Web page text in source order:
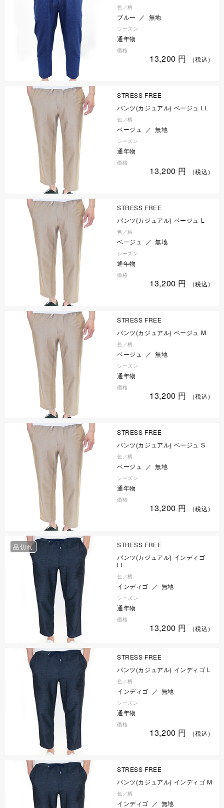
色／柄
ブルー ／ 無地
シーズン
通年物
価格
13,200 円 （税込）
STRESS FREE
パンツ(カジュアル) ベージュ LL
色／柄
ベージュ ／ 無地
シーズン
通年物
価格
13,200 円 （税込）
STRESS FREE
パンツ(カジュアル) ベージュ L
色／柄
ベージュ ／ 無地
シーズン
通年物
価格
13,200 円 （税込）
STRESS FREE
パンツ(カジュアル) ベージュ M
色／柄
ベージュ ／ 無地
シーズン
通年物
価格
13,200 円 （税込）
STRESS FREE
パンツ(カジュアル) ベージュ S
色／柄
ベージュ ／ 無地
シーズン
通年物
価格
13,200 円 （税込）
品切れ
STRESS FREE
パンツ(カジュアル) インディゴ
LL
色／柄
インディゴ ／ 無地
シーズン
通年物
価格
13,200 円 （税込）
STRESS FREE
パンツ(カジュアル) インディゴ L
色／柄
インディゴ ／ 無地
シーズン
通年物
価格
13,200 円 （税込）
STRESS FREE
パンツ(カジュアル) インディゴ M
色／柄
インディゴ ／ 無地